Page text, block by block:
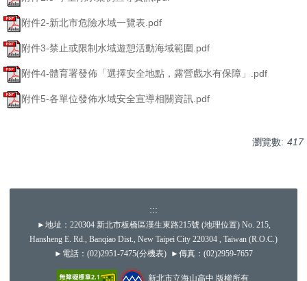
附件2-新北市危險水域一覽表.pdf
附件3-禁止或限制水域遊憩活動海域範圍.pdf
附件4-體育署發佈「選擇安全地點，露營戲水有保障」.pdf
附件5-各單位發佈水域安全宣導相關資訊.pdf
瀏覽數: 417
:::
►地址：220304 新北市板橋區漢生東路215號 (地理位置) No. 215,
Hansheng E. Rd., Banqiao Dist., New Taipei City 220304 , Taiwan (R.O.C.)
►電話：(02)2951-7475(分機表) ►傳真：(02)2959-7657
新北市立海山高中 版權所有